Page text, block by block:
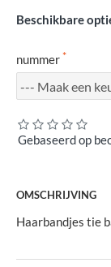
Gebaseerd op
Beschikbare
nummer
OMSCHRIJVING
Haarbandjes tie